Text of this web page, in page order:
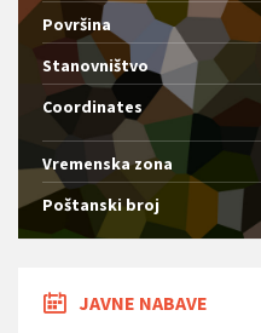
Površina
Stanovništvo
Coordinates
Vremenska zona
Poštanski broj
JAVNE NABAVE